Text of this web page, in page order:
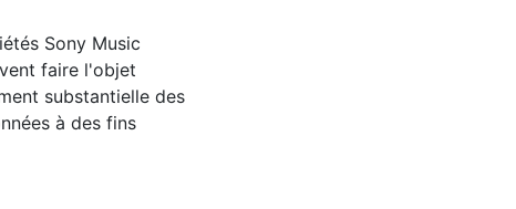
Sony Music
faire l'objet
substantielle des
à des fins